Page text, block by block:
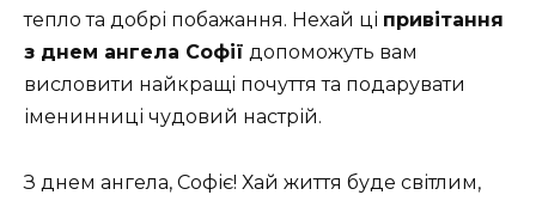
тепло та добрі побажання. Нехай ці привітання
з днем ангела Софії допоможуть вам
висловити найкращі почуття та подарувати
іменинниці чудовий настрій.
З днем ангела, Софіє! Хай життя буде світлим,